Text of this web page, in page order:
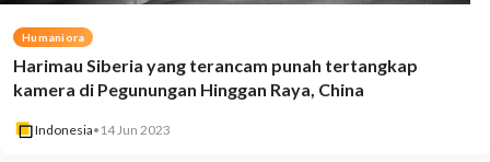
Humaniora
Harimau Siberia yang terancam punah tertangkap
kamera di Pegunungan Hinggan Raya, China
Indonesia• 14 Jun 2023